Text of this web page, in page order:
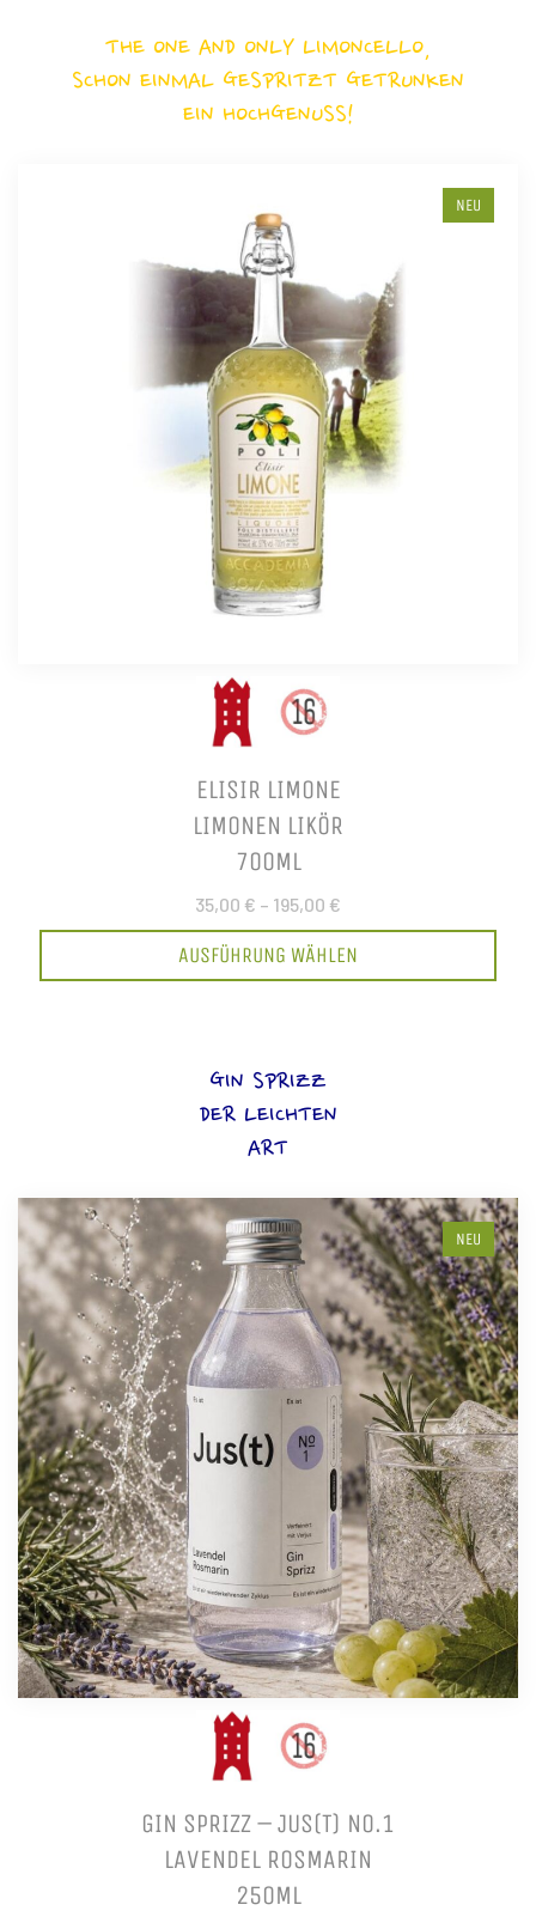
THE ONE AND ONLY LIMONCELLO,
SCHON EINMAL GESPRITZT GETRUNKEN
EIN HOCHGENUSS!
NEU
ELISIR LIMONE
LIMONEN LIKÖR
700ML
35,00 € – 195,00 €
AUSFÜHRUNG WÄHLEN
GIN SPRIZZ
DER LEICHTEN
ART
NEU
GIN SPRIZZ – JUS(T) NO.1
LAVENDEL ROSMARIN
250ML